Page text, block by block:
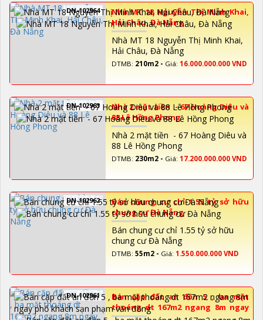
DN-102964
Nhà MT 18 Nguyễn Thị Minh Khai,
Hải Châu, Đà Nẵng
Nhà MT 18 Nguyễn Thị Minh Khai,
Hải Châu, Đà Nẵng
DTMB: 210m2 - Giá: 16.000.000.000 VND
DN-102963
Nhà 2 mặt tiền - 67 Hoàng Diêu và
88 Lê Hồng Phong
Nhà 2 mặt tiền - 67 Hoàng Diêu và
88 Lê Hồng Phong
DTMB: 230m2 - Giá: 17.200.000.000 VND
DN-102962
Bán chung cư chỉ 1.55 tỷ sở hữu
chung cư Đà Nẵng
Bán chung cư chỉ 1.55 tỷ sở hữu
chung cư Đà Nẵng
DTMB: 55m2 - Giá: 1.550.000.000 VND
DN-102961
Bán cặp đất an đồn 5 , ba mặt
thoáng dt 167m2 ngang 8m ngay
phố khách sạn phạm văn đồng